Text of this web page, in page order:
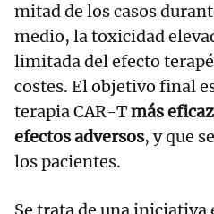
mitad de los casos
medio, la toxicidad
limitada del efecto
costes. El objetivo final
terapia CAR-Tmás
efectos adversos, y que
los pacientes.